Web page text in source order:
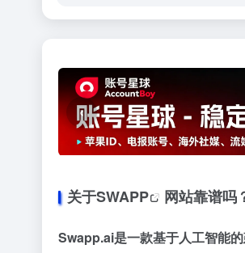
‹
关于SWAPP 网站靠谱吗
Swapp.ai是一款基于人工智能